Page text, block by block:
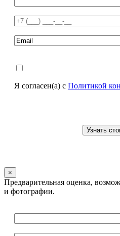
Я согласен(а) с Политикой
×
Предварительная оценка,
и фотографии.